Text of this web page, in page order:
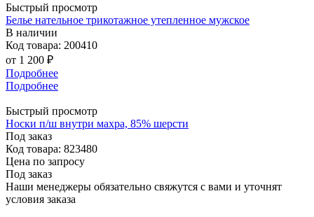
Быстрый просмотр
Белье нательное трикотажное утепленное мужское
В наличии
Код товара: 200410
от 1 200 ₽
Подробнее
Подробнее
Быстрый просмотр
Носки п/ш внутри махра, 85% шерсти
Под заказ
Код товара: 823480
Цена по запросу
Под заказ
Наши менеджеры обязательно свяжутся с вами и уточнят
условия заказа